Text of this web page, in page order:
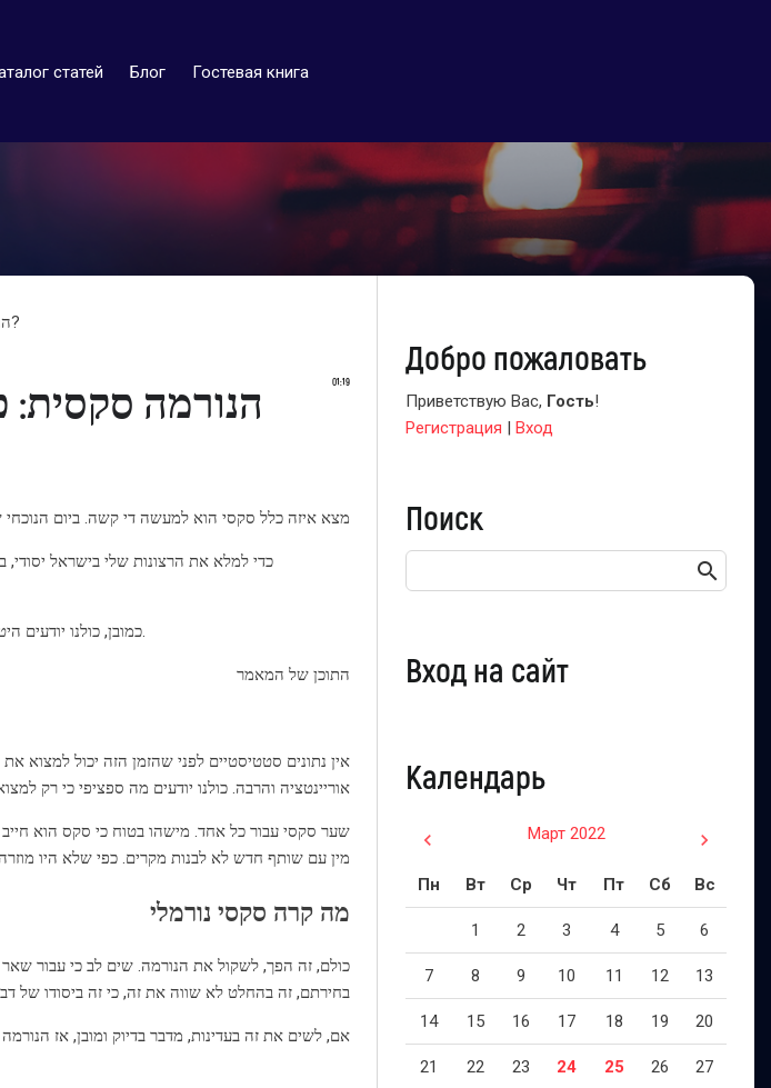
статей Блог Гостевая книга
» הנורמה סקסית: כמה יש צורך, בסופו של דבר, לעשות את זה וכמה פעמים?
01:19
הנורמה סקסית:
מצא איזה כלל סקסי הוא למעשה די קשה. ביום
כדי למלא את הרצונות שלי בישראל
כמובן, כולנו יודעים היטב כי ההעדפות הסקסיות נוצרות, שונות ויכולות לסמוך לא כל כך מאדם, למשל, מהארץ שבה הוא חי ובכלל.
התוכן של המאמר
אין נתונים סטטיסטיים לפני שהזמן הזה יכול
אוריינטציה והרבה. כולנו יודעים מה ספציפי כי רק
שער סקסי עבור כל אחד. מישהו בטוח כי סקס הוא חייב
מין עם שותף חדש לא לבנות מקרים. כפי שלא היו
מה קרה סקסי נורמלי
כולם, זה הפך, לשקול את הנורמה. שים לב כי עבור
בחירתם, זה בהחלט לא שווה את זה, כי זה ביסודו של
אם, לשים את זה בעדינות, מדבר בדיוק ומובן, אז
Добро пожаловать
Приветствую Вас, Гость!
Регистрация | Вход
Поиск
Вход на сайт
Календарь
Март 2022
Пн Вт Ср Чт Пт Сб Вс
1 2 3 4 5 6
7 8 9 10 11 12 13
14 15 16 17 18 19 20
21 22 23 24 25 26 27